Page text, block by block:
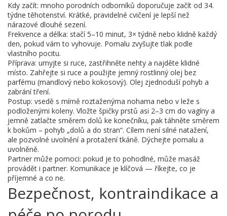
Kdy začít: mnoho porodních odborníků doporučuje začít od 34.
týdne těhotenství. Krátké, pravidelné cvičení je lepší než
nárazové dlouhé sezení.
Frekvence a délka: stačí 5–10 minut, 3× týdně nebo klidně každý
den, pokud vám to vyhovuje. Pomalu zvyšujte tlak podle
vlastního pocitu.
Příprava: umyjte si ruce, zastřihněte nehty a najděte klidné
místo. Zahřejte si ruce a použijte jemný rostlinný olej bez
parfému (mandlový nebo kokosový). Olej zjednoduší pohyb a
zabrání tření.
Postup: vsedě s mírně roztaženýma nohama nebo v leže s
podloženými koleny. Vložte špičky prstů asi 2–3 cm do vagíny a
jemně zatlačte směrem dolů ke konečníku, pak táhněte směrem
k bokům – pohyb „dolů a do stran“. Cílem není silné natažení,
ale pozvolné uvolnění a protažení tkáně. Dýchejte pomalu a
uvolněně.
Partner může pomoci: pokud je to pohodlné, může masáž
provádět i partner. Komunikace je klíčová — říkejte, co je
příjemné a co ne.
Bezpečnost, kontraindikace a